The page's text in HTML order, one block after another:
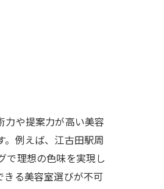
力や提案力が高い美容
例えば、江古田駅周
で理想の色味を実現し
きる美容室選びが不可